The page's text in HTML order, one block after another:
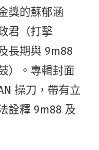
獎的蘇郁涵
君（打擊
長期與 9m88
）。專輯封面
操刀，帶有立
詮釋 9m88 及